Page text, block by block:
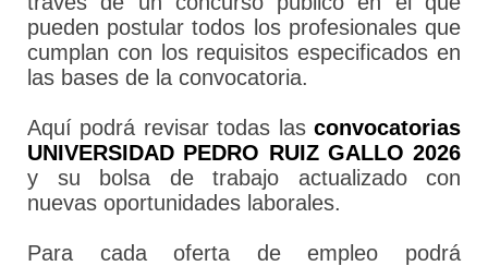
pueden postular todos los profesionales que
cumplan con los requisitos especificados en
las bases de la convocatoria.
Aquí podrá revisar todas las convocatorias
UNIVERSIDAD PEDRO RUIZ GALLO 2026
y su bolsa de trabajo actualizado con
nuevas oportunidades laborales.
Para cada oferta de empleo podrá